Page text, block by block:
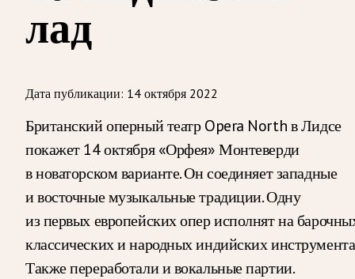
лад
Дата публикации: 14 октября 2022
Британский оперный театр Opera North в Лидсе
покажет 14 октября «Орфея» Монтеверди
в новаторском варианте. Он соединяет западные
и восточные музыкальные традиции. Одну
из первых европейских опер исполнят на
классических и народных индийских
Также переработали и вокальные партии.